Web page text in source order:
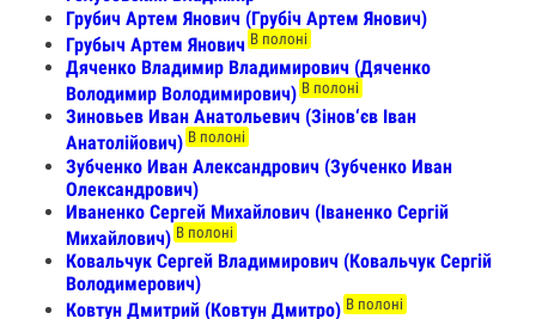
Грубич Артем Янович (Грубіч Артем Янович)
Грубыч Артем Янович В полоні
Дяченко Владимир Владимирович (Дяченко
Володимир Володимирович) В полоні
Зиновьев Иван Анатольевич (Зінов‘єв Іван
Анатолійович) В полоні
Зубченко Иван Александрович (Зубченко Иван
Олександрович)
Иваненко Сергей Михайлович (Іваненко Сергій
Михайлович) В полоні
Ковальчук Сергей Владимирович (Ковальчук Сергій
Володимерович)
Ковтун Дмитрий (Ковтун Дмитро) В полоні